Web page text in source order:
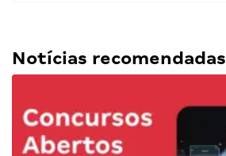
Notícias recomendadas